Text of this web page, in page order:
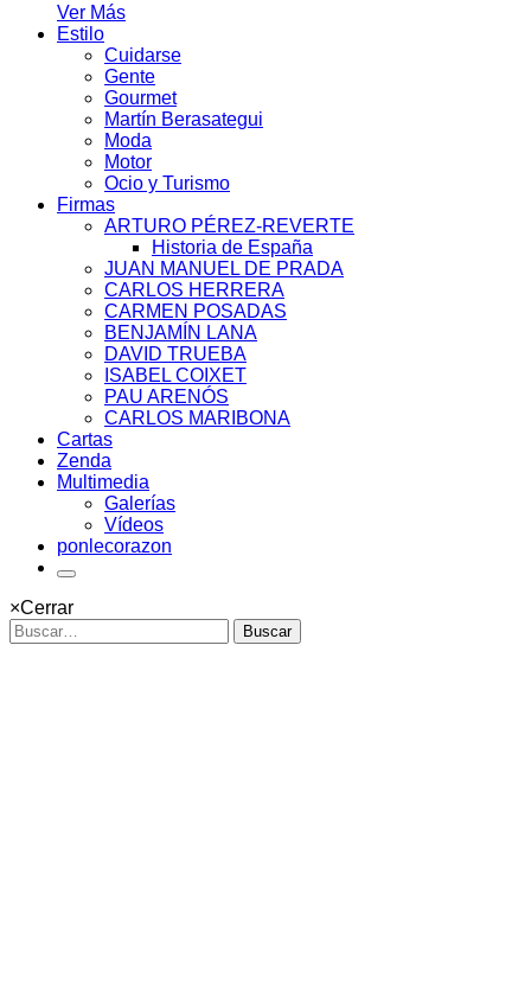
Ver Más
Estilo
Cuidarse
Gente
Gourmet
Martín Berasategui
Moda
Motor
Ocio y Turismo
Firmas
ARTURO PÉREZ-REVERTE
Historia de España
JUAN MANUEL DE PRADA
CARLOS HERRERA
CARMEN POSADAS
BENJAMÍN LANA
DAVID TRUEBA
ISABEL COIXET
PAU ARENÓS
CARLOS MARIBONA
Cartas
Zenda
Multimedia
Galerías
Vídeos
ponlecorazon
×Cerrar
Buscar